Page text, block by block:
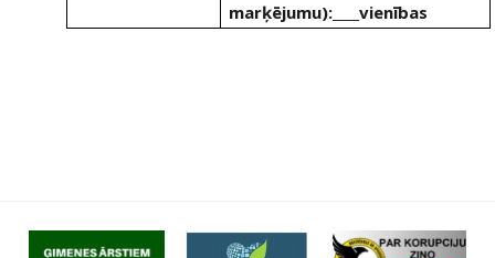
marķējumu):____vienības